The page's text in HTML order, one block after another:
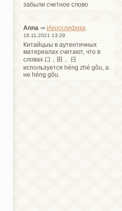
забыли счетное слово
Anna ⇒ Иероглифика
18.11.2021 13:29
Китайцыы в аутентичных
материалах считают, что в
словах 口，田， 日
используется héng zhé gõu, а
не héng gõu.